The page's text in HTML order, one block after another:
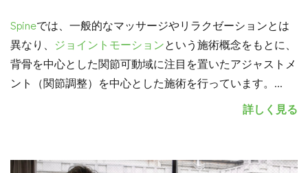
Spineでは、一般的なマッサージやリラクゼーションとは
異なり、 ジョイントモーションという施術概念をもとに、
背骨を中心とした関節可動域に注目を置いたアジャストメ
ント（関節調整）を中心とした施術を行っています。 ...
詳しく見る